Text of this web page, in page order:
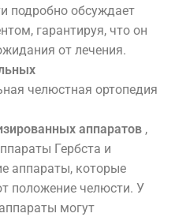
подробно обсуждает
гарантируя, что он
от лечения.
челюстная ортопедия
аппаратов ,
Гербста и
аппараты, которые
положение челюсти. У
могут